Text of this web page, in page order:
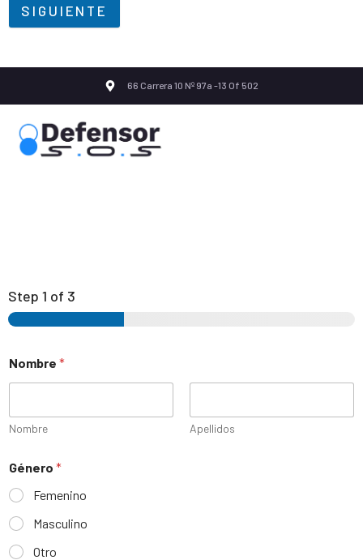
SIGUIENTE
66 Carrera 10 Nº 97a -13 Of 502
Step 1 of 3
Nombre *
Nombre Apellidos
Género *
Femenino
Masculino
Otro